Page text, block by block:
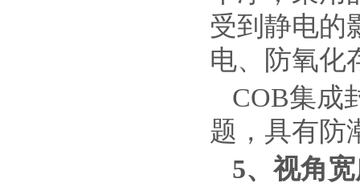
受到静电的
电、防氧化
COB集成
题，具有防
5、视角